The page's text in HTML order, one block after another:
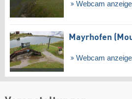
Webcam
Mayrhofen
Webcam